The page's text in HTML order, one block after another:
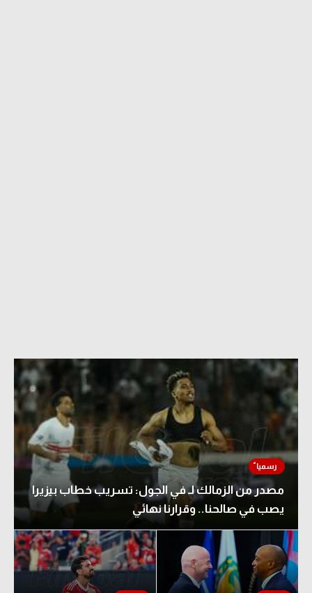
مصدر من الزمالك لـ في الجول: تسريب خطاب بيزيرا
يصب في صالحنا.. وقرارنا نهائي